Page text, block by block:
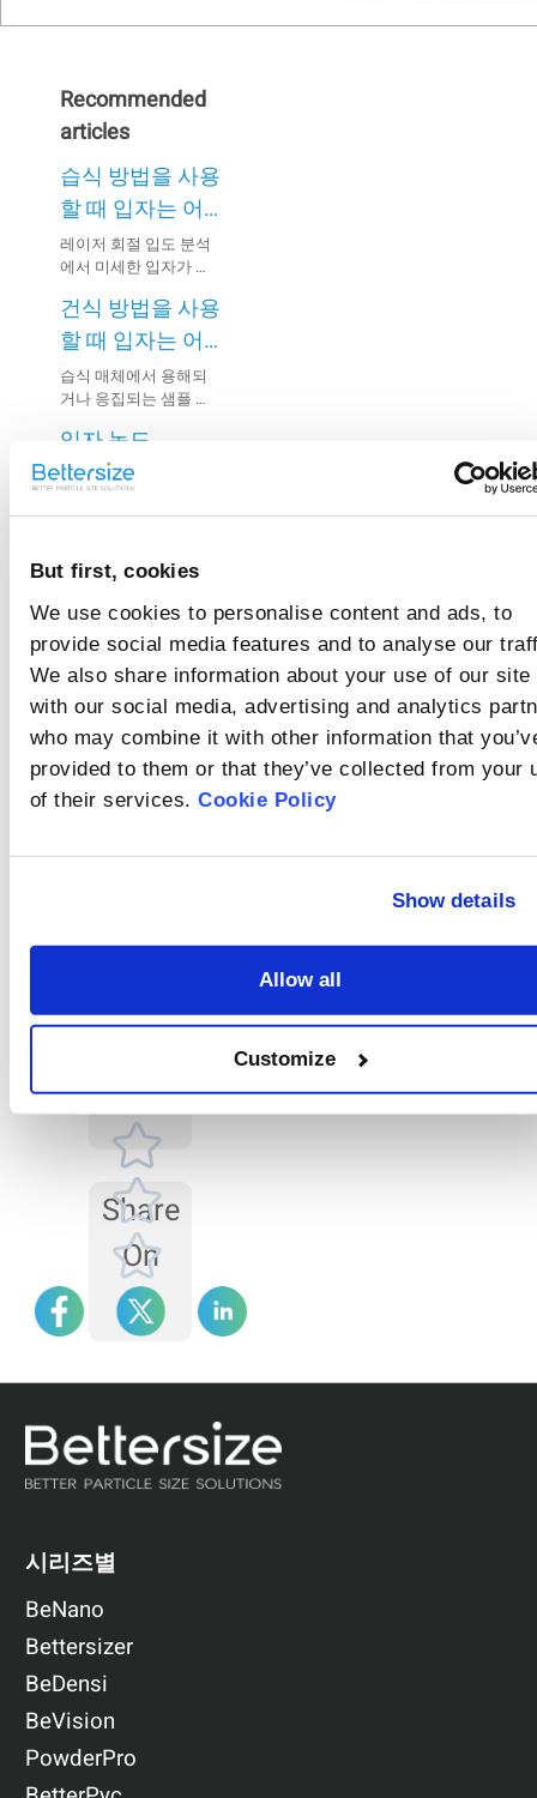
But first, cookies
We use cookies to personalise content and ads, to
provide social media features and to analyse our
We also share information about your use of our site
with our social media, advertising and analytics
who may combine it with other information that
provided to them or that they’ve collected from your
of their services.Cookie Policy
Show details
Allow all
Customize
Recommended
articles
습식 방법을 사용
할 때 입자는 어
떻게 분산되나
요?
레이저 회절 입도 분석
에서 미세한 입자가 현
부정확한 결과가 발생
할 수 있습니다. 따라서
측정 전에 샘플을 완전
히 분산시키는 것이 중
요합니다.
건식 방법을 사용
할 때 입자는 어
떻게 분산되나
요?
습식 매체에서 용해되
거나 응집되는 샘플 또
플은 일반적으로 건식
방법을 사용하여 분석
할 수 있습니다.
입자 농도
(Obscuration)란
수된 빛의 비율을 의미
배경 신호란 무엇
인가요?
배경 신호는 광학 신호
와 전기 신호로 구성됩
니다. 광학 잡음은 측정
중에 관계없는 물질에
의해 발생한 외부 신호
입니다.
굴절률과 흡수 계
수란 무엇인가
요?
입도 분포를 계산하려
면 매질과 샘플의 굴절
있습니다. 예를 들어, 광
수 있고, 샘플 셀 내부나
다.
Share
On
시리즈별
BeNano
Bettersizer
BeDensi
BeVision
PowderPro